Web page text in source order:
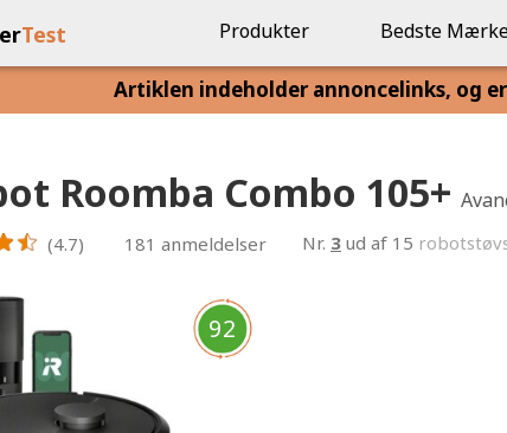
Test Produkter Bedste
Artiklen indeholder annoncelinks, og
Roomba Combo 105+
(4.7) 181 anmeldelser Nr. 3 ud af 15
92